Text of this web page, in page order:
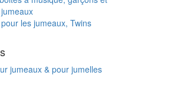
les jumeaux, Twins
jumeaux & pour jumelles